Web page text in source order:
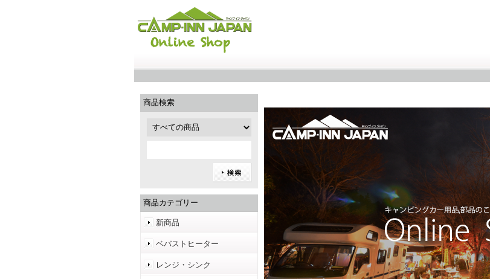
商品検索
商品カテゴリー
新商品
ベバストヒーター
レンジ・シンク